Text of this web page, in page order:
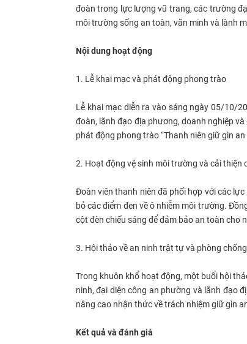
đoàn trong lực lượng vũ trang, các trường
môi trường sống an toàn, văn minh và lành
Nội dung hoạt động
1. Lễ khai mạc và phát động phong trào
Lễ khai mạc diễn ra vào sáng ngày 05/10/
đoàn, lãnh đạo địa phương, doanh nghiệp
phát động phong trào “Thanh niên giữ gìn
2. Hoạt động vệ sinh môi trường và cải thiện
Đoàn viên thanh niên đã phối hợp với các
bỏ các điểm đen về ô nhiễm môi trường.
cột đèn chiếu sáng để đảm bảo an toàn cho
3. Hội thảo về an ninh trật tự và phòng
Trong khuôn khổ hoạt động, một buổi hội
ninh, đại diện công an phường và lãnh đạo
nâng cao nhận thức về trách nhiệm giữ gìn
Kết quả và đánh giá